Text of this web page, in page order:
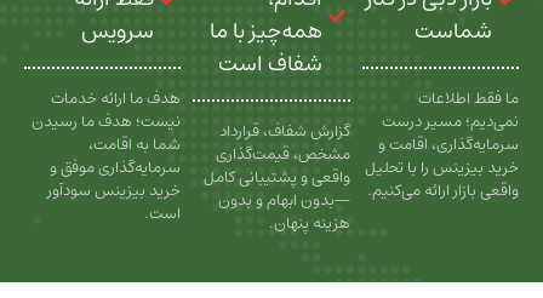
درست
اقامت و
با تحلیل
می‌کنیم.
همه‌چیز با ما
شفاف است
گزارش شفاف، قرارداد
مشخص، قیمت‌گذاری
واقعی و پشتیبانی کامل
—بدون ابهام و بدون
سرویس
هدف ما ارائه خدمات
نیست؛ هدف ما رسیدن
شما به اقامت،
سرمایه‌گذاری موفق و
خرید بیزینس سودآور
است.